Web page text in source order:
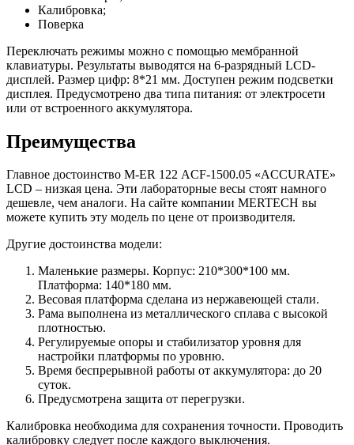
Калибровка;
Поверка
Переключать режимы можно с помощью мембранной
клавиатуры. Результаты выводятся на 6-разрядный LCD-
дисплей. Размер цифр: 8*21 мм. Доступен режим подсветки
дисплея. Предусмотрено два типа питания: от электросети
или от встроенного аккумулятора.
Преимущества
Главное достоинство M-ER 122 АCF-1500.05 «ACCURATE»
LСD – низкая цена. Эти лабораторные весы стоят намного
дешевле, чем аналоги. На сайте компании MERTECH вы
можете купить эту модель по цене от производителя.
Другие достоинства модели:
Маленькие размеры. Корпус: 210*300*100 мм.
Платформа: 140*180 мм.
Весовая платформа сделана из нержавеющей стали.
Рама выполнена из металлического сплава с высокой
плотностью.
Регулируемые опоры и стабилизатор уровня для
настройки платформы по уровню.
Время беспрерывной работы от аккумулятора: до 20
суток.
Предусмотрена защита от перегрузки.
Калибровка необходима для сохранения точности. Проводить
калибровку следует после каждого выключения.